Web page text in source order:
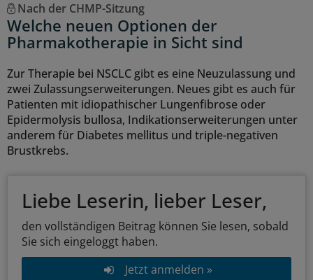
Nach der CHMP-Sitzung
Welche neuen Optionen der
Pharmakotherapie in Sicht sind
Zur Therapie bei NSCLC gibt es eine Neuzulassung und
zwei Zulassungserweiterungen. Neues gibt es auch für
Patienten mit idiopathischer Lungenfibrose oder
Epidermolysis bullosa, Indikationserweiterungen unter
anderem für Diabetes mellitus und triple-negativen
Brustkrebs.
Liebe Leserin, lieber Leser,
den vollständigen Beitrag können Sie lesen, sobald
Sie sich eingeloggt haben.
Jetzt anmelden »